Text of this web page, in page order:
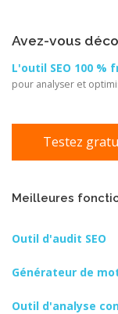
Avez-vous
L'outil SEO 100 %
pour analyser et
Testez
Meilleures
Outil d'audit SEO
Générateur de
Outil d'analyse